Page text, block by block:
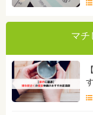
マチ